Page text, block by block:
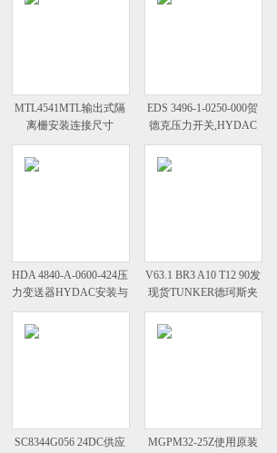
MTL4541MTL输出式隔
离栅安装连接尺寸
EDS 3496-1-0250-000贺
德克压力开关,HYDAC
选用技巧
HDA 4840-A-0600-424压
力变送器HYDAC安装与
使用
V63.1 BR3 A10 T12 90发
现货TUNKER德珂斯夹
紧气缸
SC8344G056 24DC供应
MGPM32-25Z使用原装